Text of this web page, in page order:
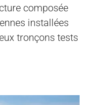
composée
installées
tronçons tests